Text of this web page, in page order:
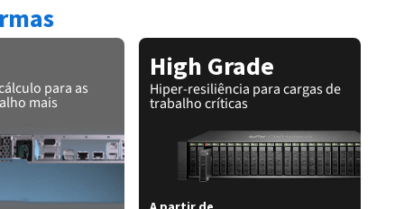
para as
mais
High Grade
Hiper-resiliência para cargas de
trabalho críticas